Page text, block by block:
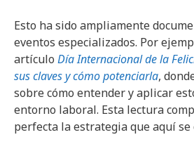
Esto ha sido ampliamente
eventos especializados. Por
artículo Día Internacional de la
sus claves y cómo potenciarla,
sobre cómo entender y aplicar
entorno laboral. Esta lectura
perfecta la estrategia que aquí se